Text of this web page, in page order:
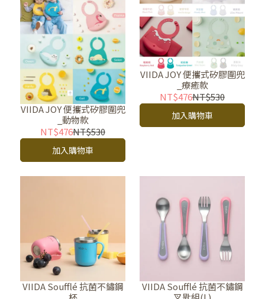
VIIDA JOY 便攜式矽膠圍兜
_動物款
NT$476NT$530
加入購物車
VIIDA JOY 便攜式矽膠圍兜
_療癒款
NT$476NT$530
加入購物車
VIIDA Soufflé 抗菌不鏽鋼
VIIDA Soufflé 抗菌不鏽鋼